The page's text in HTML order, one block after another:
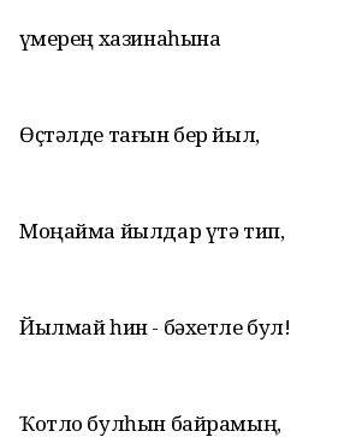
Ғүмерең хазинаһына
Өҫтәлде тағын бер йыл,
Моңайма йылдар үтә тип,
Йылмай һин - бәхетле бул!
Ҡотло булһын байрамың,